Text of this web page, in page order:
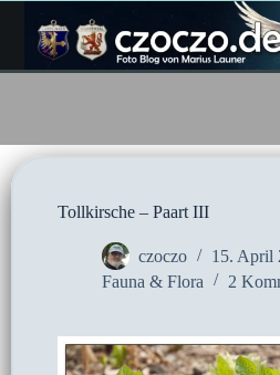
Inhalt
springen
Tollkirsche – Paart III
czoczo
15. April
Fauna & Flora
2